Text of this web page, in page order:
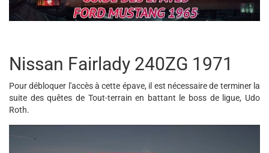
Nissan Fairlady 240ZG 1971
Pour débloquer l'accès à cette épave, il est nécessaire de terminer la
suite des quêtes de Tout-terrain en battant le boss de ligue, Udo
Roth.